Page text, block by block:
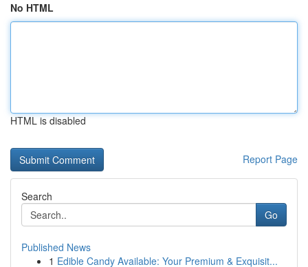
No HTML
HTML is disabled
Report Page
Search
Go
Published News
1 Edible Candy Available: Your Premium & Exquisit...